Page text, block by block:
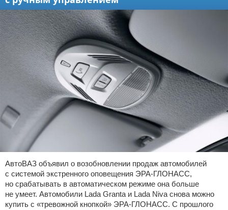
АвтоВАЗ объявил о возобновлении продаж автомобилей
с системой экстренного оповещения ЭРА-ГЛОНАСС,
но срабатывать в автоматическом режиме она больше
не умеет. Автомобили Lada Granta и Lada Niva снова можно
купить с «тревожной кнопкой» ЭРА-ГЛОНАСС. С прошлого